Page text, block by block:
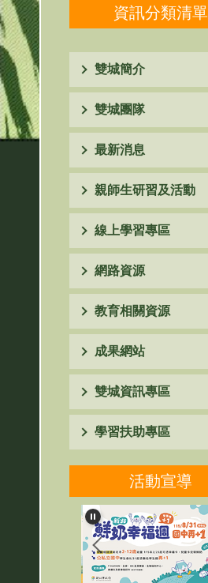
資訊分類清單
雙城簡介
雙城團隊
最新消息
親師生研習及活動
線上學習專區
網路資源
教育相關資源
成果網站
雙城資訊專區
學習扶助專區
活動宣導